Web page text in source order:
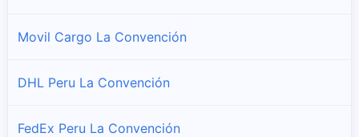
Santa Teresa
Sucursales y horarios Shalom en Vilcabamba
Movil Cargo La Convención
DHL Peru La Convención
FedEx Peru La Convención